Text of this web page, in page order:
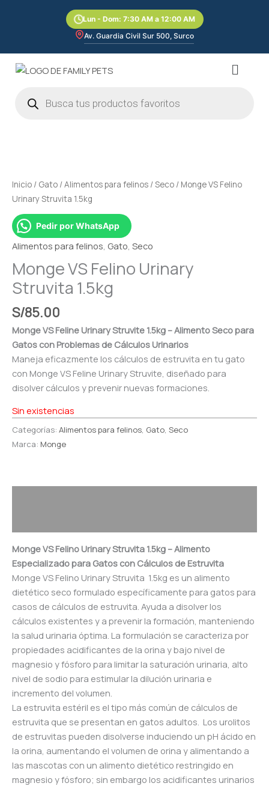
Lun - Dom: 7:30 AM a 12:00 AM
Av. Guardia Civil Sur 500, Surco
Menú
productos
Inicio / Gato /Alimentos para felinos /Seco / Monge VS Felino
Urinary Struvita 1.5kg
Pedir por WhatsApp
Alimentos para felinos Gato Seco
Monge VS Felino Urinary
Struvita 1.5kg
S/85.00
Monge VS Feline Urinary Struvite 1.5kg – Alimento Seco para
Gatos con Problemas de Cálculos Urinarios
Maneja eficazmente los cálculos de estruvita en tu gato
con Monge VS Feline Urinary Struvite, diseñado para
disolver cálculos y prevenir nuevas formaciones.
Sin existencias
Categorías: Alimentos para felinos, Gato, Seco
Marca: Monge
Monge VS Felino Urinary Struvita 1.5kg – Alimento
Especializado para Gatos con Cálculos de Estruvita
Monge VS Felino Urinary Struvita 1.5kg es un alimento
dietético seco formulado específicamente para gatos para
casos de cálculos de estruvita. Ayuda a disolver los
cálculos existentes y a prevenir la formación, manteniendo
la salud urinaria óptima. La formulación se caracteriza por
propiedades acidificantes de la orina y bajo nivel de
magnesio y fósforo para limitar la saturación urinaria, alto
nivel de sodio para estimular la dilución urinaria e
incremento del volumen.
La estruvita estéril es el tipo más común de cálculos de
estruvita que se presentan en gatos adultos. Los urolitos
de estruvitas pueden disolverse induciendo un pH ácido en
la orina, aumentando el volumen de orina y alimentando a
las mascotas con un alimento dietético restringido en
magnesio y fósforo; sin embargo los acidificantes urinarios